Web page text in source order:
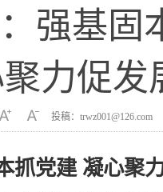
强基固
力促发
投稿：trwz001@126.com
抓党建 凝心聚